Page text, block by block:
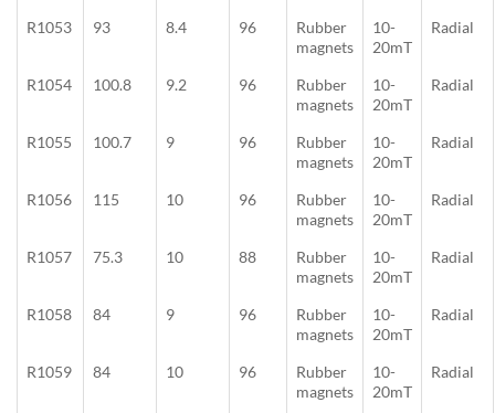
R1053 93 8.4 96
Rubber
magnets
10-
20mT
Radial
R1054 100.8 9.2 96
Rubber
magnets
10-
20mT
Radial
R1055 100.7 9 96
Rubber
magnets
10-
20mT
Radial
R1056 115 10 96
Rubber
magnets
10-
20mT
Radial
R1057 75.3 10 88
Rubber
magnets
10-
20mT
Radial
R1058 84 9 96
Rubber
magnets
10-
20mT
Radial
R1059 84 10 96
Rubber
magnets
10-
20mT
Radial